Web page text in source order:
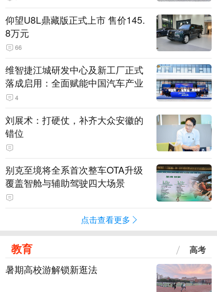
仰望U8L鼎藏版正式上市 售价145.
8万元
66
维智捷江城研发中心及新工厂正式
落成启用：全面赋能中国汽车产业
4
刘展术：打硬仗，补齐大众安徽的
错位
别克至境将全系首次整车OTA升级
覆盖智舱与辅助驾驶四大场景
点击查看更多
教育 高考
暑期高校游解锁新逛法